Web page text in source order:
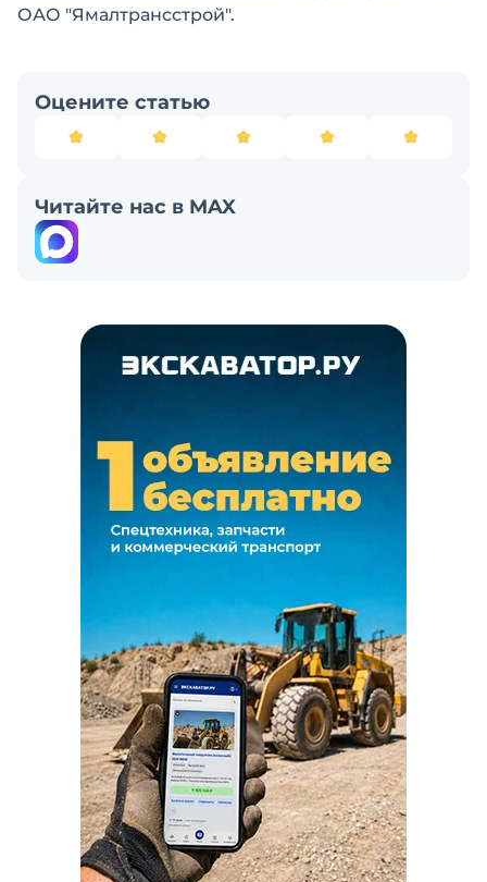
ОАО "Ямалтрансстрой".
Оцените статью
Читайте нас в MAX